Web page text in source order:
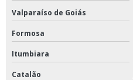
Valparaíso de Goiás
Formosa
Itumbiara
Catalão